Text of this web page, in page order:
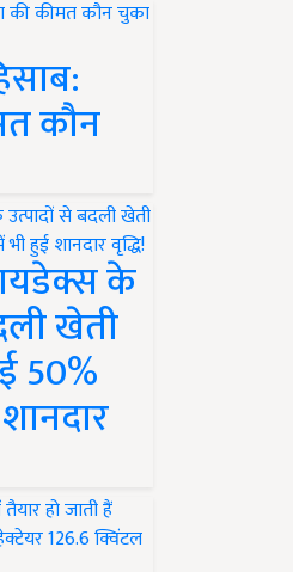
कौन
के
खेती
50%